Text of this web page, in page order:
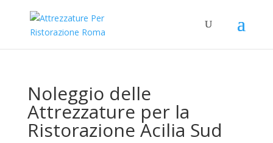
Noleggio delle
Attrezzature per la
Ristorazione Acilia Sud